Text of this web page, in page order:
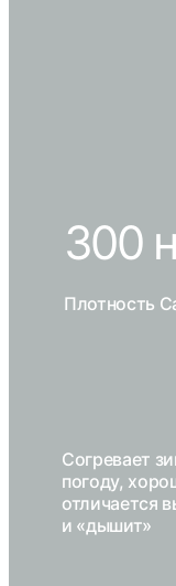
300
Плотность
Согревает
погоду,
отличается
и «дышит»